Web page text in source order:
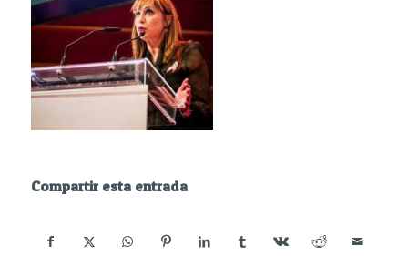
Compartir esta entrada